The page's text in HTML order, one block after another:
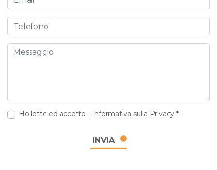
Telefono
Messaggio
Ho letto ed accetto - Informativa sulla Privacy *
INVIA